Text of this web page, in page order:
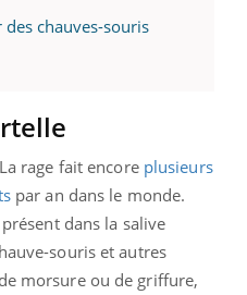
des chauves-souris
rage fait encore plusieurs
par an dans le monde.
dans la salive
souris et autres
morsure ou de griffure,